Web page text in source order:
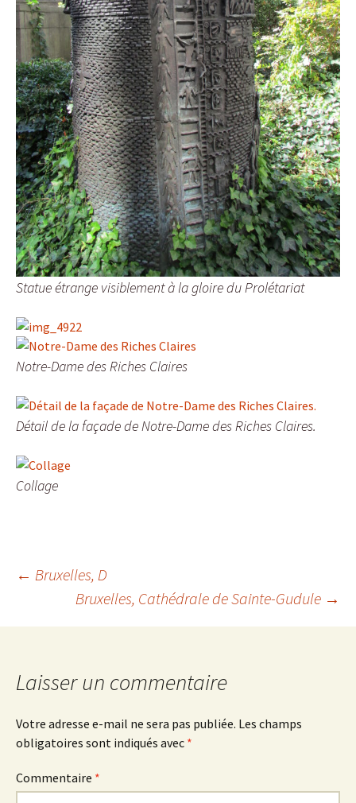
Statue étrange visiblement à la gloire du Prolétariat
Notre-Dame des Riches Claires
Détail de la façade de Notre-Dame des Riches Claires.
Collage
Navigation
des
articles
← Bruxelles, D
Bruxelles, Cathédrale de Sainte-Gudule →
Laisser un commentaire
Votre adresse e-mail ne sera pas publiée. Les champs
obligatoires sont indiqués avec *
Commentaire *